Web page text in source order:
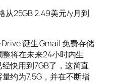
从25GB 2.49美元/y月到
诞生 Gmail 免费存储
整将在未来24小时内生
快用到7GB了，这简直
约为7.5G，并在不断增